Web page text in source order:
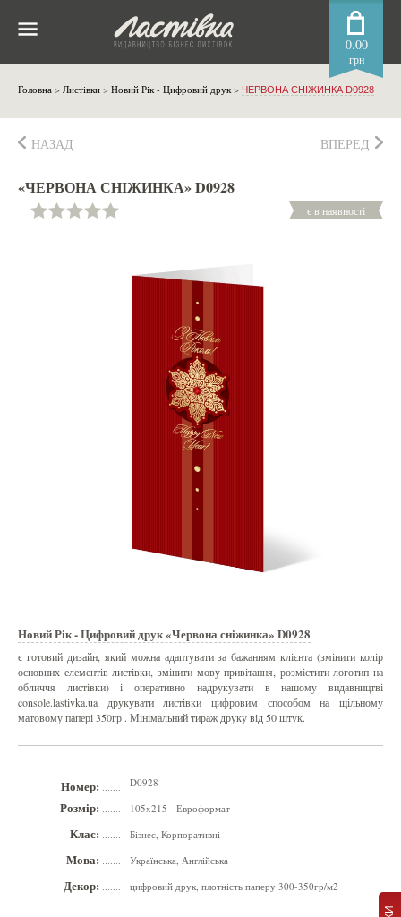
0.00
грн
Головна > Листівки > Новий Рік - Цифровий друк> ЧЕРВОНА СНІЖИНКА D0928
НАЗАД ВПЕРЕД
«ЧЕРВОНА СНІЖИНКА» D0928
є в наявності
Новий Рік - Цифровий друк «Червона сніжинка» D0928
є готовий дизайн, який можна адаптувати за бажанням клієнта (змінити колір
основних елементів листівки, змінити мову привітання, розмістити логотип на
обличчя листівки) і оперативно надрукувати в нашому видавництві
console.lastivka.ua друкувати листівки цифровим способом на щільному
матовому папері 350гр . Мінімальний тираж друку від 50 штук.
Номер: D0928
Розмір: 105x215 - Евроформат
Клас: Бізнес, Корпоративні
Мова: Українська, Англійська
Декор: цифровий друк, плотність паперу 300-350гр/м2